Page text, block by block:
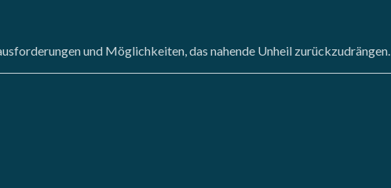
und Möglichkeiten, das nahende Unheil zurückzudrängen.